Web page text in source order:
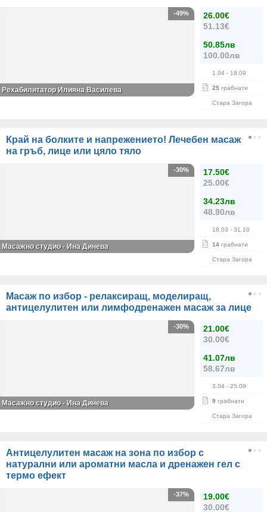
26.00€
51.13€
50.85лв
100.00лв
1.04 - 18.09
25 грабнати
Стара Загора
-49%
Рехабилитатор Илияна Василева
Край на болките и напрежението! Лечебен масаж
на гръб, лице или цяло тяло
17.50€
25.00€
34.23лв
48.90лв
18.03 - 31.10
14 грабнати
Стара Загора
-30%
Масажно студио - Ина Динева
Масаж по избор - релаксиращ, моделиращ,
антицелулитен или лимфодренажен масаж за лице
21.00€
30.00€
41.07лв
58.67лв
3.04 - 25.09
9 грабнати
Стара Загора
-30%
Масажно студио - Ина Динева
Антицелулитен масаж на зона по избор с
натурални или ароматни масла и дренажен гел с
термо ефект
19.00€
30.00€
-37%